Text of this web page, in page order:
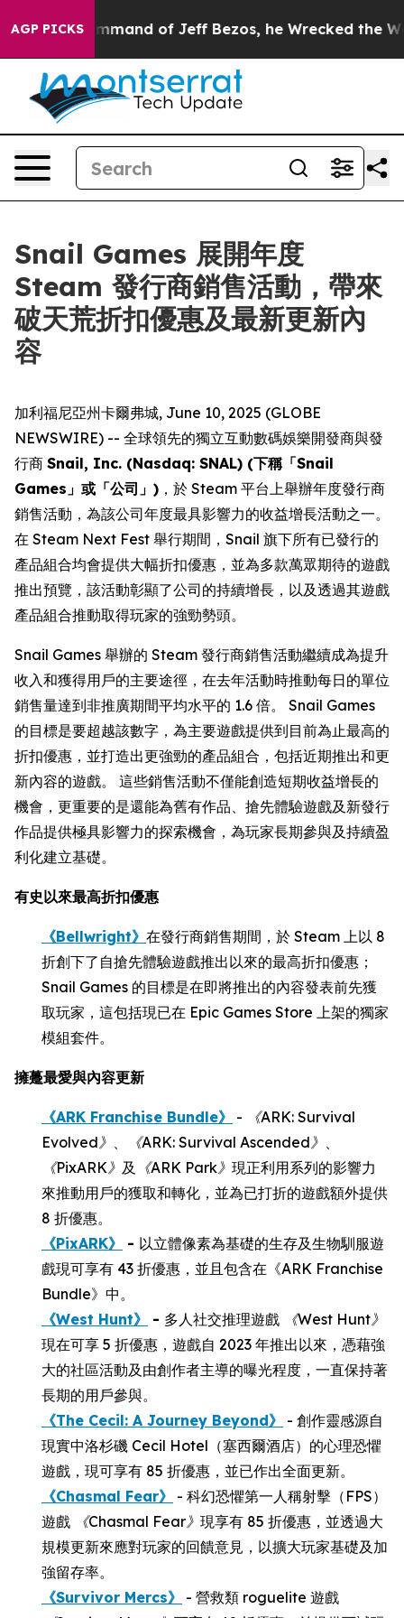
AGP PICKS
the Command of Jeff Bezos, he Wrecked the
Snail Games 展開年度
Steam 發行商銷售活動，帶來
破天荒折扣優惠及最新更新內
容
加利福尼亞州卡爾弗城, June 10, 2025 (GLOBE
NEWSWIRE) -- 全球領先的獨立互動數碼娛樂開發商與發
行商 Snail, Inc. (Nasdaq: SNAL) (下稱「Snail
Games」或「公司」) ，於 Steam 平台上舉辦年度發行商
銷售活動，為該公司年度最具影響力的收益增長活動之一。
在 Steam Next Fest 舉行期間，Snail 旗下所有已發行的
產品組合均會提供大幅折扣優惠，並為多款萬眾期待的遊戲
推出預覽，該活動彰顯了公司的持續增長，以及透過其遊戲
產品組合推動取得玩家的強勁勢頭。
Snail Games 舉辦的 Steam 發行商銷售活動繼續成為提升
收入和獲得用戶的主要途徑，在去年活動時推動每日的單位
銷售量達到非推廣期間平均水平的 1.6 倍。 Snail Games
的目標是要超越該數字，為主要遊戲提供到目前為止最高的
折扣優惠，並打造出更強勁的產品組合，包括近期推出和更
新內容的遊戲。 這些銷售活動不僅能創造短期收益增長的
機會，更重要的是還能為舊有作品、搶先體驗遊戲及新發行
作品提供極具影響力的探索機會，為玩家長期參與及持續盈
利化建立基礎。
有史以來最高折扣優惠
《Bellwright》 在發行商銷售期間，於 Steam 上以 8
折創下了自搶先體驗遊戲推出以來的最高折扣優惠；
Snail Games 的目標是在即將推出的內容發表前先獲
取玩家，這包括現已在 Epic Games Store 上架的獨家
模組套件。
擁躉最愛與內容更新
《ARK Franchise Bundle》 - 《ARK: Survival
Evolved》 、 《ARK: Survival Ascended》 、
《PixARK》 及 《ARK Park》 現正利用系列的影響力
來推動用戶的獲取和轉化，並為已打折的遊戲額外提供
8 折優惠。
《PixARK》
- 以立體像素為基礎的生存及生物馴服遊
戲現可享有 43 折優惠，並且包含在《ARK Franchise
Bundle》中。
《West Hunt》
- 多人社交推理遊戲 《West Hunt》
現在可享 5 折優惠，遊戲自 2023 年推出以來，憑藉強
大的社區活動及由創作者主導的曝光程度，一直保持著
長期的用戶參與。
《The Cecil: A Journey Beyond》
- 創作靈感源自
現實中洛杉磯 Cecil Hotel（塞西爾酒店）的心理恐懼
遊戲，現可享有 85 折優惠，並已作出全面更新。
《Chasmal Fear》
- 科幻恐懼第一人稱射擊（FPS）
遊戲
《Chasmal Fear》 現享有 85 折優惠，並透過大
規模更新來應對玩家的回饋意見，以擴大玩家基礎及加
強留存率。
《Survivor Mercs》
- 營救類 roguelite 遊戲